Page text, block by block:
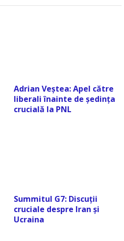
Adrian Veștea: Apel către
liberali înainte de ședința
crucială la PNL
Summitul G7: Discuții
cruciale despre Iran și
Ucraina